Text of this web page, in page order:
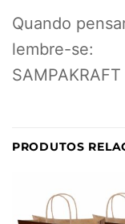
Quando
lembre-se:
PRODUTOS